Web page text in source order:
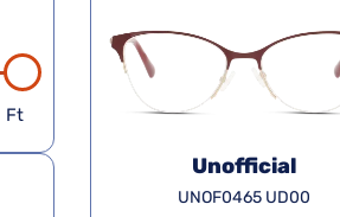
Ft
Unofficial
UNOF0465 UD00